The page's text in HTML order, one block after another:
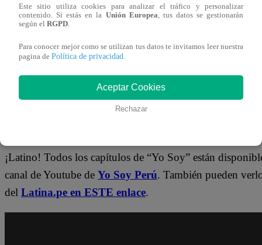
No te olvides de unirte a nuestro
¡No te pierdas de contenido y noticiasEXCLUSIVAS
los talentos, obtén datos inéditos y noticias de última
https://whatsapp.com/channel/
¡Latino! Todos los capítulos de “Yo Soy” están
canal de Youtube de Yo Soy Perú. También pueden
del Latina.pe en ESTE enlace.
Este sitio utiliza cookies para analizar el tráfico y personalizar
contenido. Si estás en la Unión Europea, tus datos se gestionarán
según el RGPD.
Para conocer mejor como se utilizan tus datos te invitamos leer nuestra
pagina de Política de privacidad.
Aceptar Cookies
Rechazar